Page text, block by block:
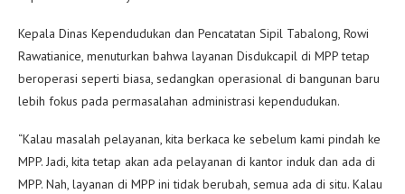
Kepala Dinas Kependudukan dan Pencatatan Sipil Tabalong, Rowi
Rawatianice, menuturkan bahwa layanan Disdukcapil di MPP tetap
beroperasi seperti biasa, sedangkan operasional di bangunan baru
lebih fokus pada permasalahan administrasi kependudukan.
“Kalau masalah pelayanan, kita berkaca ke sebelum kami pindah ke
MPP. Jadi, kita tetap akan ada pelayanan di kantor induk dan ada di
MPP. Nah, layanan di MPP ini tidak berubah, semua ada di situ. Kalau